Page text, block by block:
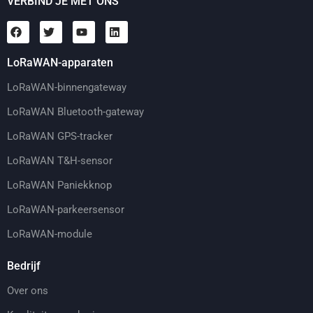
LoRaWAN-apparaten
LoRaWAN-binnengateway
LoRaWAN Bluetooth-gateway
LoRaWAN GPS-tracker
LoRaWAN T&H-sensor
LoRaWAN Paniekknop
LoRaWAN-parkeersensor
LoRaWAN-module
Bedrijf
Over ons